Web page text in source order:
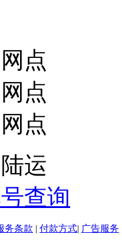
点
点
点
运
查询
务条款 | 付款方式| 广告服务